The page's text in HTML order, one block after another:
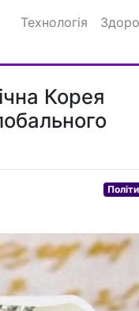
Технологія
Корея